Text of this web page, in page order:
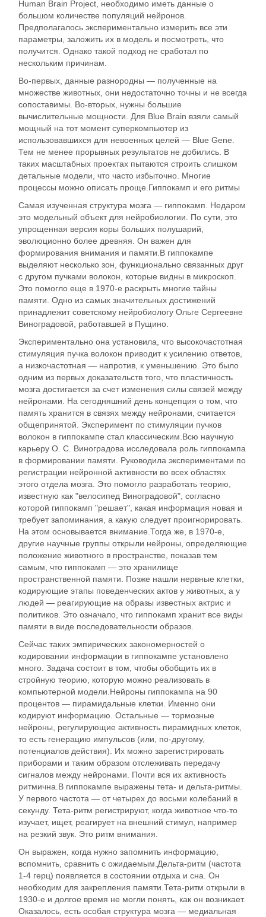
Human Brain Project, необходимо иметь данные о
большом количестве популяций нейронов.
Предполагалось экспериментально измерить все эти
параметры, заложить их в модель и посмотреть, что
получится. Однако такой подход не сработал по
нескольким причинам.
Во-первых, данные разнородны — полученные на
множестве животных, они недостаточно точны и не всегда
сопоставимы. Во-вторых, нужны большие
вычислительные мощности. Для Blue Brain взяли самый
мощный на тот момент суперкомпьютер из
использовавшихся для невоенных целей — Blue Gene.
Тем не менее прорывных результатов не добились. В
таких масштабных проектах пытаются строить слишком
детальные модели, что часто избыточно. Многие
процессы можно описать проще.Гиппокамп и его ритмы
Самая изученная структура мозга — гиппокамп. Недаром
это модельный объект для нейробиологии. По сути, это
упрощенная версия коры больших полушарий,
эволюционно более древняя. Он важен для
формирования внимания и памяти.В гиппокампе
выделяют несколько зон, функционально связанных друг
с другом пучками волокон, которые видны в микроскоп.
Это помогло еще в 1970-е раскрыть многие тайны
памяти. Одно из самых значительных достижений
принадлежит советскому нейробиологу Ольге Сергеевне
Виноградовой, работавшей в Пущино.
Экспериментально она установила, что высокочастотная
стимуляция пучка волокон приводит к усилению ответов,
а низкочастотная — напротив, к уменьшению. Это было
одним из первых доказательств того, что пластичность
мозга достигается за счет изменения силы связей между
нейронами. На сегодняшний день концепция о том, что
память хранится в связях между нейронами, считается
общепринятой. Эксперимент по стимуляции пучков
волокон в гиппокампе стал классическим.Всю научную
карьеру О. С. Виноградова исследовала роль гиппокампа
в формировании памяти. Руководила экспериментами по
регистрации нейронной активности во всех областях
этого отдела мозга. Это помогло разработать теорию,
известную как "велосипед Виноградовой", согласно
которой гиппокамп "решает", какая информация новая и
требует запоминания, а какую следует проигнорировать.
На этом основывается внимание.Тогда же, в 1970-е,
другие научные группы открыли нейроны, определяющие
положение животного в пространстве, показав тем
самым, что гиппокамп — это хранилище
пространственной памяти. Позже нашли нервные клетки,
кодирующие этапы поведенческих актов у животных, а у
людей — реагирующие на образы известных актрис и
политиков. Это означало, что гиппокамп хранит все виды
памяти в виде последовательности образов.
Сейчас таких эмпирических закономерностей о
кодировании информации в гиппокампе установлено
много. Задача состоит в том, чтобы обобщить их в
стройную теорию, которую можно реализовать в
компьютерной модели.Нейроны гиппокампа на 90
процентов — пирамидальные клетки. Именно они
кодируют информацию. Остальные — тормозные
нейроны, регулирующие активность пирамидных клеток,
то есть генерацию импульсов (или, по-другому,
потенциалов действия). Их можно зарегистрировать
приборами и таким образом отслеживать передачу
сигналов между нейронами. Почти вся их активность
ритмична.В гиппокампе выражены тета- и дельта-ритмы.
У первого частота — от четырех до восьми колебаний в
секунду. Тета-ритм регистрируют, когда животное что-то
изучает, ищет, реагирует на внешний стимул, например
на резкий звук. Это ритм внимания.
Он выражен, когда нужно запомнить информацию,
вспомнить, сравнить с ожидаемым.Дельта-ритм (частота
1-4 герц) появляется в состоянии отдыха и сна. Он
необходим для закрепления памяти.Тета-ритм открыли в
1930-е и долгое время не могли понять, как он возникает.
Оказалось, есть особая структура мозга — медиальная